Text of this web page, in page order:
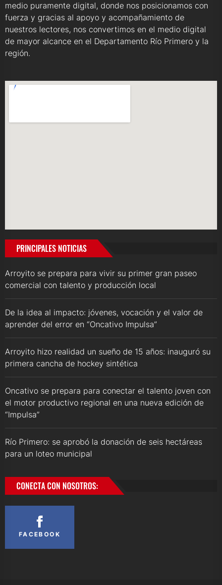
medio puramente digital, donde nos posicionamos con
fuerza y gracias al apoyo y acompañamiento de
nuestros lectores, nos convertimos en el medio digital
de mayor alcance en el Departamento Río Primero y la
región.
PRINCIPALES NOTICIAS
Arroyito se prepara para vivir su primer gran paseo
comercial con talento y producción local
De la idea al impacto: jóvenes, vocación y el valor de
aprender del error en “Oncativo Impulsa”
Arroyito hizo realidad un sueño de 15 años: inauguró su
primera cancha de hockey sintética
Oncativo se prepara para conectar el talento joven con
el motor productivo regional en una nueva edición de
“Impulsa”
Río Primero: se aprobó la donación de seis hectáreas
para un loteo municipal
CONECTA CON NOSOTROS:
FACEBOOK